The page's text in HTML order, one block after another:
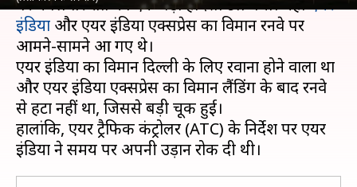
पर मंगलवार रात को एक बड़ा हादसा टल गया। यहांएयर
इंडिया और एयर इंडिया एक्सप्रेस का विमान रनवे पर
आमने-सामने आ गए थे।
एयर इंडिया का विमान दिल्ली के लिए रवाना होने वाला था
और एयर इंडिया एक्सप्रेस का विमान लैंडिंग के बाद रनवे
से हटा नहीं था, जिससे बड़ी चूक हुई।
हालांकि, एयर ट्रैफिक कंट्रोलर (ATC) के निर्देश पर एयर